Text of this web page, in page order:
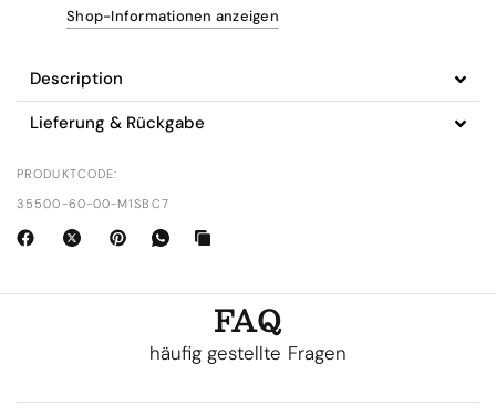
Shop-Informationen anzeigen
Description
Lieferung & Rückgabe
PRODUKTCODE:
35500-60-00-M1SBC7
FAQ
häufig gestellte Fragen